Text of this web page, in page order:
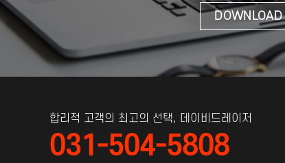
DOWNLOAD
합리적 고객의 최고의 선택, 데이비드레이저
031-504-5808